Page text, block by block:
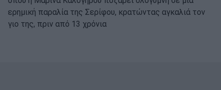
ερημική παραλία της Σερίφου, κρατώντας αγκαλιά τον
γιο της, πριν από 13 χρόνια